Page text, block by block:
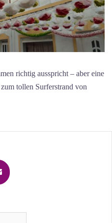
richtig ausspricht – aber eine
tollen Surferstrand von